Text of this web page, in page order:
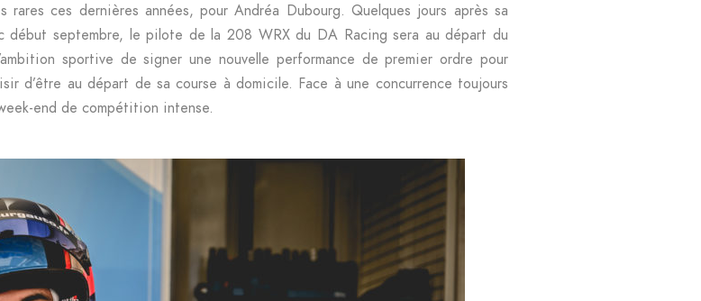
ces dernières années, pour Andréa Dubourg. Quelques jours après sa
début septembre, le pilote de la 208 WRX du DA Racing sera au départ du
sportive de signer une nouvelle performance de premier ordre pour
d’être au départ de sa course à domicile. Face à une concurrence toujours
end de compétition intense.